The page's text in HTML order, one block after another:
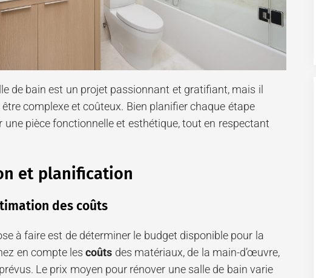
de bain est un projet passionnant et gratifiant, mais il
complexe et coûteux. Bien planifier chaque étape
une pièce fonctionnelle et esthétique, tout en respectant
et planification
des coûts
à faire est de déterminer le budget disponible pour la
en compte lescoûts des matériaux, de la main-d’œuvre,
Le prix moyen pour rénover une salle de bain varie